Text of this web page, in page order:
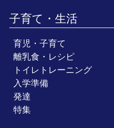
子育て・生活
育児・子育て
離乳食・レシピ
トイレトレーニング
入学準備
発達
特集